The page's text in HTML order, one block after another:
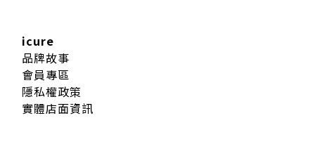
icure
品牌故事
會員專區
隱私權政策
實體店面資訊